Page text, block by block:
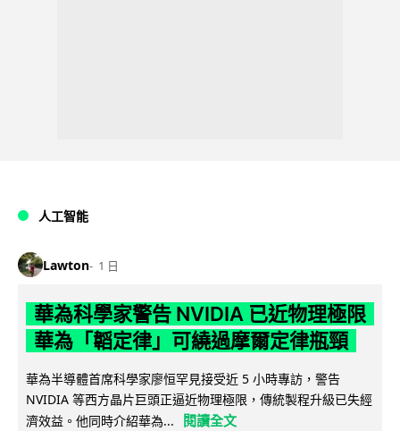
人工智能
Lawton 1 日
華為科學家警告 NVIDIA 已近物理極限
華為「韜定律」可繞過摩爾定律瓶頸
華為半導體首席科學家廖恒罕見接受近 5 小時專訪，警告
NVIDIA 等西方晶片巨頭正逼近物理極限，傳統製程升級已失經
濟效益。他同時介紹華為...
閱讀全文